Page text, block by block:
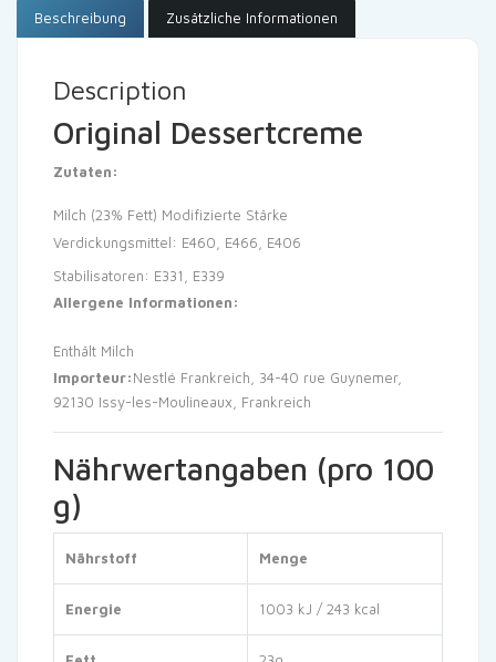
Beschreibung Zusätzliche Informationen
Description
Original Dessertcreme
Zutaten:
Milch (23% Fett) Modifizierte Stärke
Verdickungsmittel: E460, E466, E406
Stabilisatoren: E331, E339
Allergene Informationen:
Enthält Milch
Importeur:Nestlé Frankreich, 34-40 rue Guynemer,
92130 Issy-les-Moulineaux, Frankreich
Nährwertangaben (pro 100
g)
Nährstoff Menge
Energie 1003 kJ / 243 kcal